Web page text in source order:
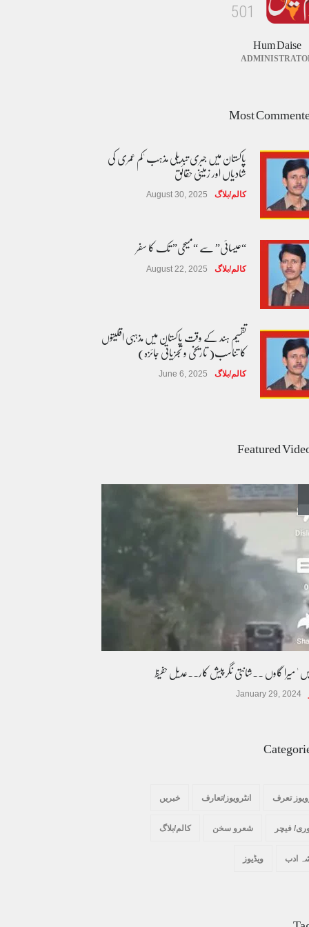
1
0
5
Hum Daise
Most
پاکستان میں جبری تبدیلی مذہب 'کم عمری کی
شادیاں اور زمینی حقائق
کالم/بلاگ August 30, 2025
“عیسائی” سے “مسیحی” تک کا سفر
کالم/بلاگ August 22, 2025
تقسیم ہند کے وقت پاکستان میں مذہبی اقلیتوں
کا تناسب( تاریخی و تجزیاتی جائزہ)
کالم/بلاگ June 6, 2025
بیٹیاں
پسند کی شادیوں کا بڑھتا ہوا رجحان اور راولپنڈی
کی یوسیز میں اندارج پر پابندی ایک نیا تنازعہ
کالم/بلاگ October 14, 2025
Featured
' میرا گاوں ۔۔شانتی نگرپیش کار۔۔عدیل حفیظ
January 29, 2024
تعرف انٹرویوز/تعارف خبریں
فیچر شعرو سخن کالم/بلاگ
ادب ویڈیوز